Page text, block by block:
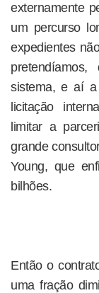
externamente
um percurso
expedientes
sistema, e aí
licitação
limitar a
grande
Young, que
bilhões.
Então o
uma fração